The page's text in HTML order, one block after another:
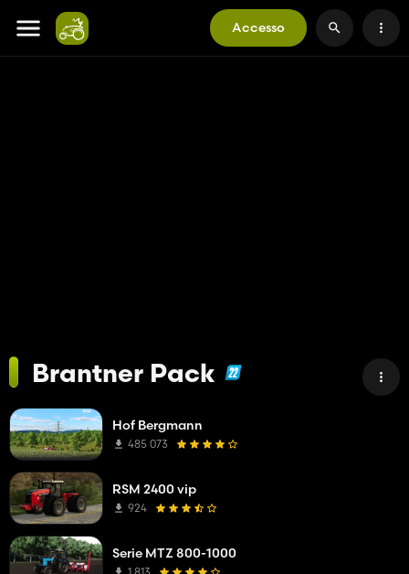
Accesso
Brantner Pack
Hof Bergmann
485 073
RSM 2400 vip
924
Serie MTZ 800-1000